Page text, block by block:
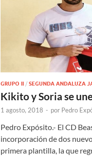
GRUPO II / SEGUNDA ANDALUZA
Kikito y Soria se
1 agosto, 2018 - por Pedro
Pedro Expósito.- El CD
incorporación de dos
primera plantilla, la que